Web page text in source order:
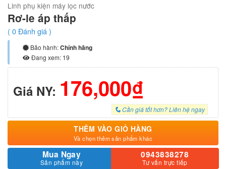
Linh phụ kiện máy lọc nước
Rơ-le áp thấp
( 0Đánh giá )
Bảo hành:Chính hãng
Đang xem: 19
Giá NY: 176,000₫
Cần giá tốt hơn? Liên hệ ngay
THÊM VÀO GIỎ HÀNG
Và chọn thêm sản phẩm khác
Mua Ngay
Sản phẩm này
0943838278
Tư vấn trực tiếp